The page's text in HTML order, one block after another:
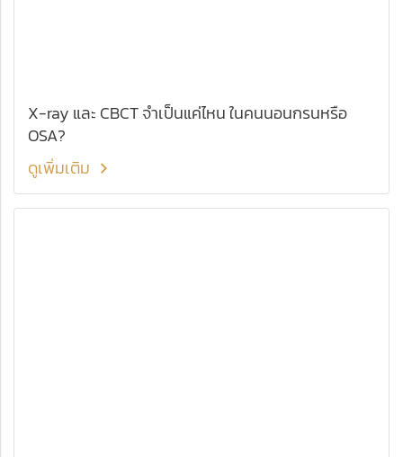
X-ray และ CBCT จำเป็นแค่ไหน ในคนนอนกรนหรือ
OSA?
ดูเพิ่มเติม